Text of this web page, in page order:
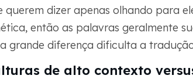
querem dizer apenas olhando para
então as palavras geralmente
grande diferença dificulta a
de alto contexto